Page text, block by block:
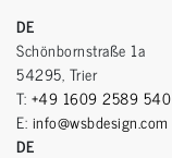
DE
Schönbornstraße 1a
54295, Trier
T: +49 1609 2589 540
E: info@wsbdesign.com
DE